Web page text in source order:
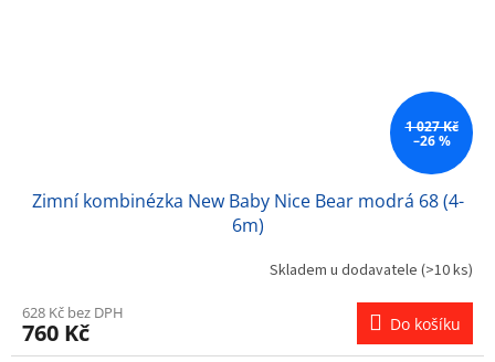
1 027 Kč
–26 %
Zimní kombinézka New Baby Nice Bear modrá 68 (4-
6m)
Skladem u dodavatele (>10 ks)
628 Kč bez DPH
760 Kč Do košíku